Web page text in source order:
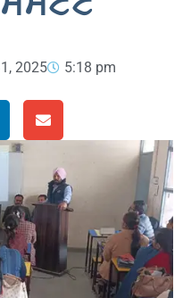
2025
5:18 pm